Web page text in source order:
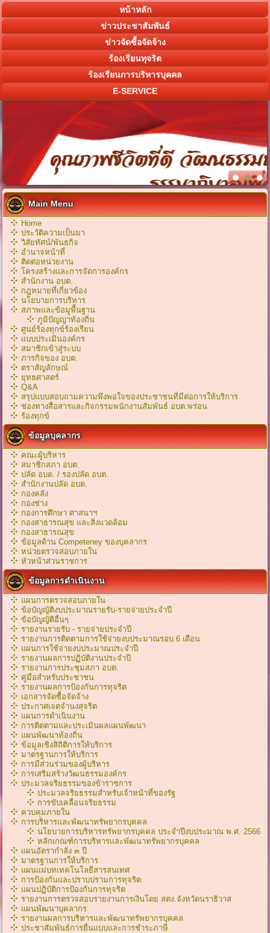
หน้าหลัก
ข่าวประชาสัมพันธ์
ข่าวจัดซื้อจัดจ้าง
ร้องเรียนทุจริต
ร้องเรียนการบริหารบุคคล
E-SERVICE
Main Menu
Home
ประวัติความเป็นมา
วิสัยทัศน์/พันธกิจ
อำนาจหน้าที่
ติดต่อหน่วยงาน
โครงสร้างและการจัดการองค์กร
สำนักงาน อบต.
กฎหมายที่เกี่ยวข้อง
นโยบายการบริหาร
สภาพและข้อมูพื้นฐาน
ภูมิปัญญาท้องถิ่น
ศูนย์ร้องทุกข์ร้องเรียน
แบบประเมินองค์กร
สมาชิกเข้าสู่ระบบ
ภารกิจของ อบต.
ตราสัญลักษณ์
ยุทธศาสตร์
Q&A
สรุปแบบสอบถามความพึงพอใจของประชาชนที่มีต่อการให้บริการ
ช่องทางสื่อสารและกิจกรรมพนักงานสัมพันธ์ อบต.พร่อน
ร้องทุกข์
ข้อมูลบุคลากร
คณะผู้บริหาร
สมาชิกสภา อบต.
ปลัด อบต. / รองปลัด อบต.
สำนักงานปลัด อบต.
กองคลัง
กองช่าง
กองการศึกษา ศาสนาฯ
กองสาธารณสุข และสิ่งแวดล้อม
กองสาธารณสุข
ข้อมูลด้าน Competeney ของบุคลากร
หน่วยตรวจสอบภายใน
หัวหน้าส่วนราชการ
ข้อมูลการดำเนินงาน
แผนการตรวจสอบภายใน
ข้อบัญญัติงบประมาณรายรับ-รายจ่ายประจำปี
ข้อบัญญัติอื่นๆ
รายงานรายรับ - รายจ่ายประจำปี
รายงานการติดตามการใช้จ่ายงบประมาณรอบ 6 เดือน
แผนการใช้จ่ายงบประมาณประจำปี
รายงานผลการปฏิบัติงานประจำปี
รายงานการประชุมสภา อบต.
คู่มือสำหรับประชาชน
รายงานผลการป้องกันการทุจริต
เอกสารจัดซื้อจัดจ้าง
ประกาศเจตจำนงสุจริต
แผนการดำเนินงาน
การติดตามและประเมินผลแผนพัฒนา
แผนพัฒนาท้องถิ่น
ข้อมูลเชิงสิถิติการให้บริการ
มาตรฐานการให้บริการ
การมีส่วนร่วมของผู้บริหาร
การเสริมสร้างวัฒนธรรมองค์กร
ประมวลจริยธรรมของข้าราชการ
ประมวลจริยธรรมสำหรับเจ้าหน้าที่ของรัฐ
การขับเคลื่อนจริยธรรม
ควบคุมภายใน
การบริหารและพัฒนาทรัพยากรบุคคล
นโยบายการบริหารทรัพยากรบุคคล ประจำปีงบประมาณ พ.ศ. 2566
หลักเกณฑ์การบริหารเเละพัฒนาทรัพยากรบุคคล
แผนอัตรากำลัง ๓ ปี
มาตรฐานการให้บริการ
แผนแม่บทเทคโนโลยีสารสนเทศ
การป้องกันและปราบปรามการทุจริต
แผนปฏิบัติการป้องกันการทุจริต
รายงานการตรวจสอบรายงานการเงินโดย สตง.จังหวัดนราธิวาส
แผนพัฒนาบุคลากร
รายงานผลการบริหารและพัฒนาทรัพยากรบุคคล
ประชาสัมพันธ์การยื่นแบบและการชำระภาษี